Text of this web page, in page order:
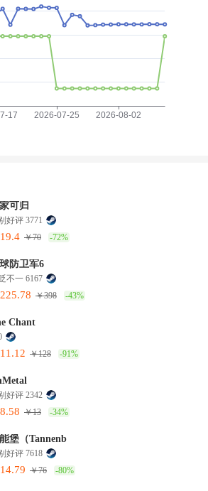
可归
好评 3771
￥70 -72%
防卫军6
不一 6167
￥398 -43%
Chant
￥128 -91%
好评 2342
￥13 -34%
堡（Tannenb
好评 7618
￥76 -80%